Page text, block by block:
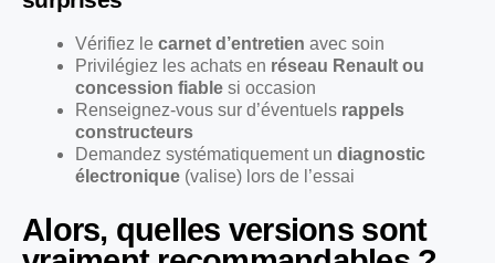
Vérifiez le carnet d’entretien avec soin
Privilégiez les achats en réseau Renault ou
concession fiable si occasion
Renseignez-vous sur d’éventuels rappels
constructeurs
Demandez systématiquement un diagnostic
électronique (valise) lors de l’essai
Alors, quelles versions sont